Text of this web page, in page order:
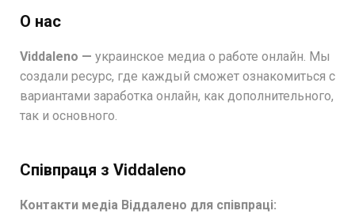
О нас
Viddaleno — украинское медиа о работе онлайн. Мы
создали ресурс, где каждый сможет ознакомиться с
вариантами заработка онлайн, как дополнительного,
так и основного.
Співпраця з Viddaleno
Контакти медіа Віддалено для співпраці: